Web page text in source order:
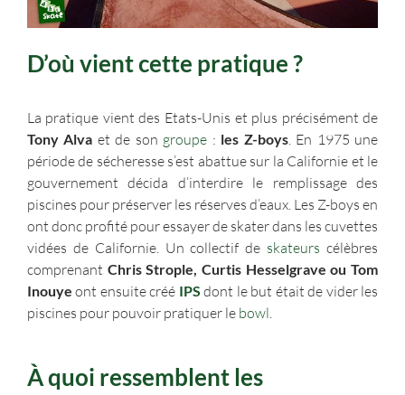
D’où vient cette pratique ?
La pratique vient des Etats-Unis et plus précisément de
Tony Alva et de son groupe : les Z-boys. En 1975 une
période de sécheresse s’est abattue sur la Californie et le
gouvernement décida d’interdire le remplissage des
piscines pour préserver les réserves d’eaux. Les Z-boys en
ont donc profité pour essayer de skater dans les cuvettes
vidées de Californie. Un collectif de skateurs célèbres
comprenant Chris Strople, Curtis Hesselgrave ou Tom
Inouyeont ensuite créé IPS dont le but était de vider les
piscines pour pouvoir pratiquer le bowl.
À quoi ressemblent les